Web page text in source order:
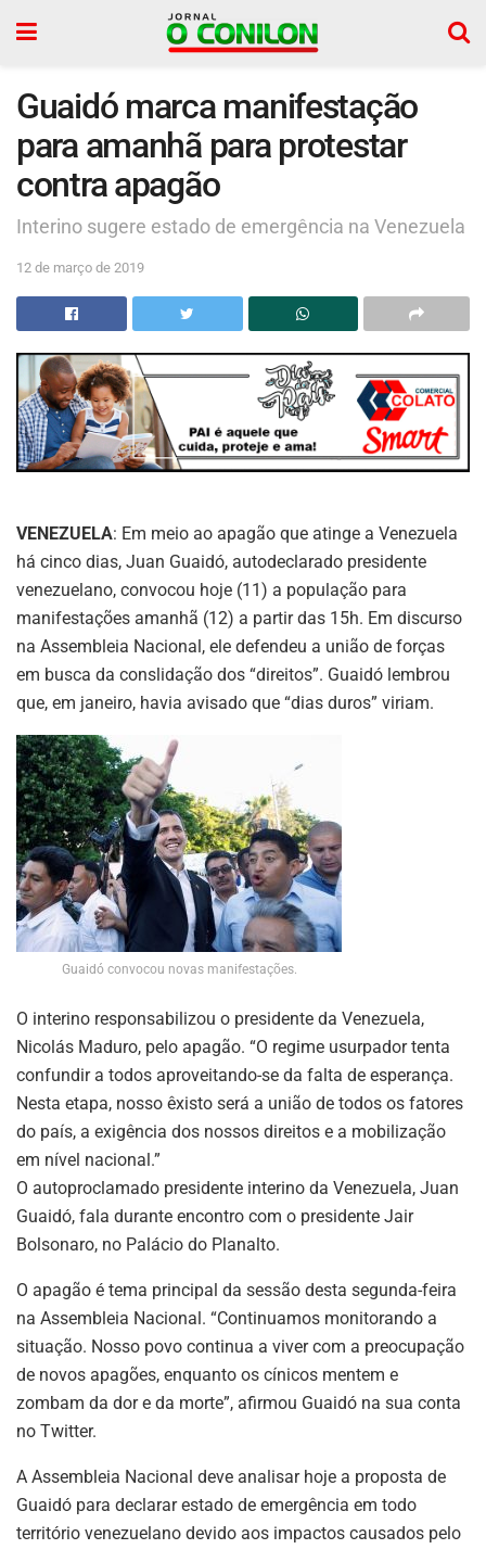
Guaidó marca manifestação
para amanhã para protestar
contra apagão
Interino sugere estado de emergência na Venezuela
12 de março de 2019
VENEZUELA: Em meio ao apagão que atinge a Venezuela
há cinco dias, Juan Guaidó, autodeclarado presidente
venezuelano, convocou hoje (11) a população para
manifestações amanhã (12) a partir das 15h. Em discurso
na Assembleia Nacional, ele defendeu a união de forças
em busca da conslidação dos “direitos”. Guaidó lembrou
que, em janeiro, havia avisado que “dias duros” viriam.
Guaidó convocou novas manifestações.
O interino responsabilizou o presidente da Venezuela,
Nicolás Maduro, pelo apagão. “O regime usurpador tenta
confundir a todos aproveitando-se da falta de esperança.
Nesta etapa, nosso êxisto será a união de todos os fatores
do país, a exigência dos nossos direitos e a mobilização
em nível nacional.”
O autoproclamado presidente interino da Venezuela, Juan
Guaidó, fala durante encontro com o presidente Jair
Bolsonaro, no Palácio do Planalto.
O apagão é tema principal da sessão desta segunda-feira
na Assembleia Nacional. “Continuamos monitorando a
situação. Nosso povo continua a viver com a preocupação
de novos apagões, enquanto os cínicos mentem e
zombam da dor e da morte”, afirmou Guaidó na sua conta
no Twitter.
A Assembleia Nacional deve analisar hoje a proposta de
Guaidó para declarar estado de emergência em todo
território venezuelano devido aos impactos causados pelo